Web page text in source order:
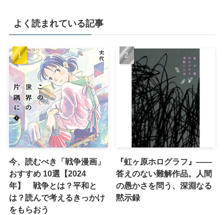
よく読まれている記事
今、読むべき「戦争漫画」
おすすめ 10選【2024
年】 戦争とは？平和と
は？読んで考えるきっかけ
をもらおう
『虹ヶ原ホログラフ』——
答えのない難解作品。人間
の愚かさを問う、深淵なる
黙示録